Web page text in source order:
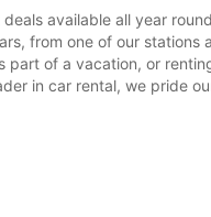
deals available all year
from one of our
part of a vacation, or
in car rental, we pride